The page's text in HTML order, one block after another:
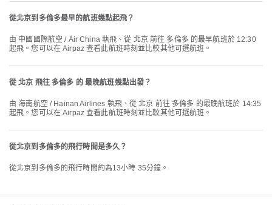
從北京到多倫多最早的航班幾點起飛？
由 中國國際航空 / Air China 執飛、從 北京 前往 多倫多 的最早航班於 12:30
起飛。您可以在 Airpaz 查看此航班時刻並比較其他可選航班。
從 北京 飛往 多倫多 的 最晚航班幾點出發？
由 海南航空 / Hainan Airlines 執飛、從 北京 前往 多倫多 的最晚航班於 14:35
起飛。您可以在 Airpaz 查看此航班時刻並比較其他可選航班。
從北京到多倫多的飛行時間是多久？
從北京到多倫多的飛行時間約為13小時 35分鐘。